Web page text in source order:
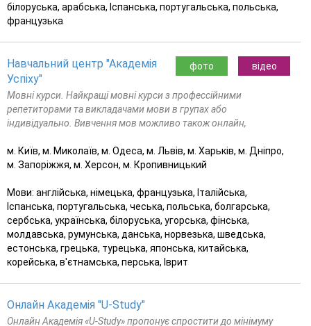
білоруська, арабська, Іспанська, португальська, польська,
французька
відео
фото
Навчальний центр "Академія
Успіху"
Мовні курси. Найкращі мовні курси з профессійними
репетиторами та викладачами мови в групах або
індивідуально. Вивчення мов можливо також онлайн,
м. Київ, м. Миколаїв, м. Одеса, м. Львів, м. Харьків, м. Дніпро,
м. Запоріжжя, м. Херсон, м. Кропивницький
Мови: англійська, німецька, французька, Італійська,
Іспанська, португальська, чеська, польська, болгарська,
сербська, українська, білоруська, угорська, фінська,
молдавська, румунська, данська, норвезька, шведська,
естонська, грецька, турецька, японська, китайська,
корейська, в'єтнамська, перська, Іврит
Онлайн Академія "U-Study"
Онлайн Академія «U-Study» пропонує спростити до мінімуму